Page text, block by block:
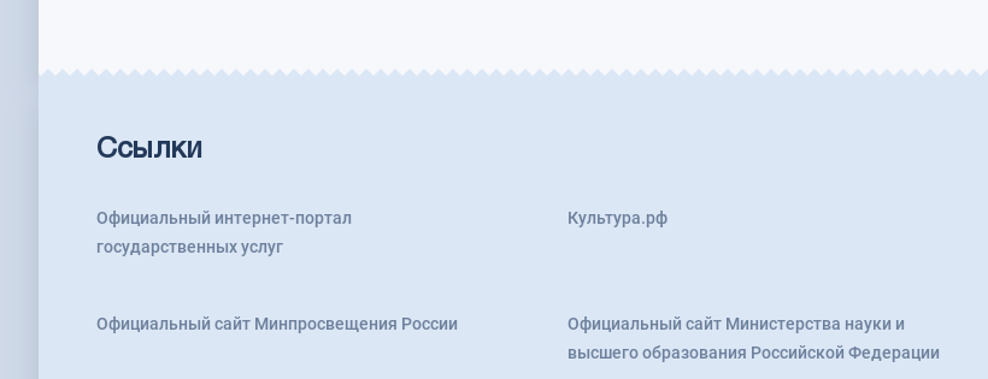
Ссылки
Официальный интернет-портал
государственных услуг
Культура.рф
Официальный сайт Минпросвещения России
Официальный сайт Министерства науки и
высшего образования Российской Федерации